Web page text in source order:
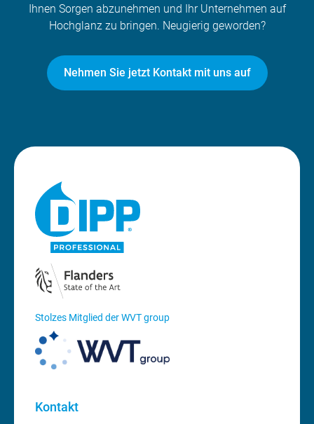
Ihnen Sorgen abzunehmen und Ihr Unternehmen auf
Hochglanz zu bringen. Neugierig geworden?
Nehmen Sie jetzt Kontakt mit uns auf
Stolzes Mitglied der WVT group
Kontakt